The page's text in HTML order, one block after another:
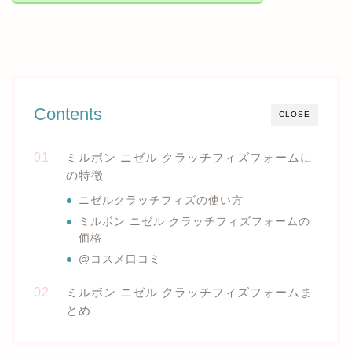
CLOSE
Contents
ミルボン ニゼル クラッチフィズフォームに
の特徴
ニゼルクラッチフィズの使い方
ミルボン ニゼル クラッチフィズフォームの
価格
@コスメ口コミ
ミルボン ニゼル クラッチフィズフォームま
とめ